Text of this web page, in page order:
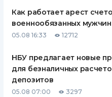
КОМПАНИЯХ
Как работает арест
военнообязанных мужчин
05.08 16:33 12712
НБУ предлагает новые
для безналичных
депозитов
05.08 07:00 3297